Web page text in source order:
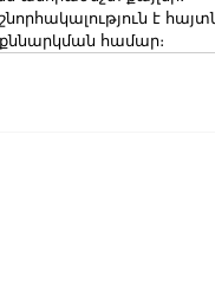
է
քննարկման համար։